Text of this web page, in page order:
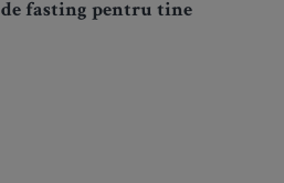
de fasting pentru tine